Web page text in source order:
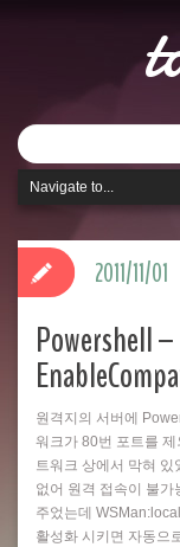
Powershell
원격지의 서버에
워크가 80번 포트를 제
트워크 상에서 막혀
없어 원격 접속이 불가
주었는데
활성화 시키면 자동으
2011/11/01